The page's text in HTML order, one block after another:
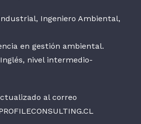
Ingeniero Ambiental,
en gestión ambiental.
nivel intermedio-
al correo